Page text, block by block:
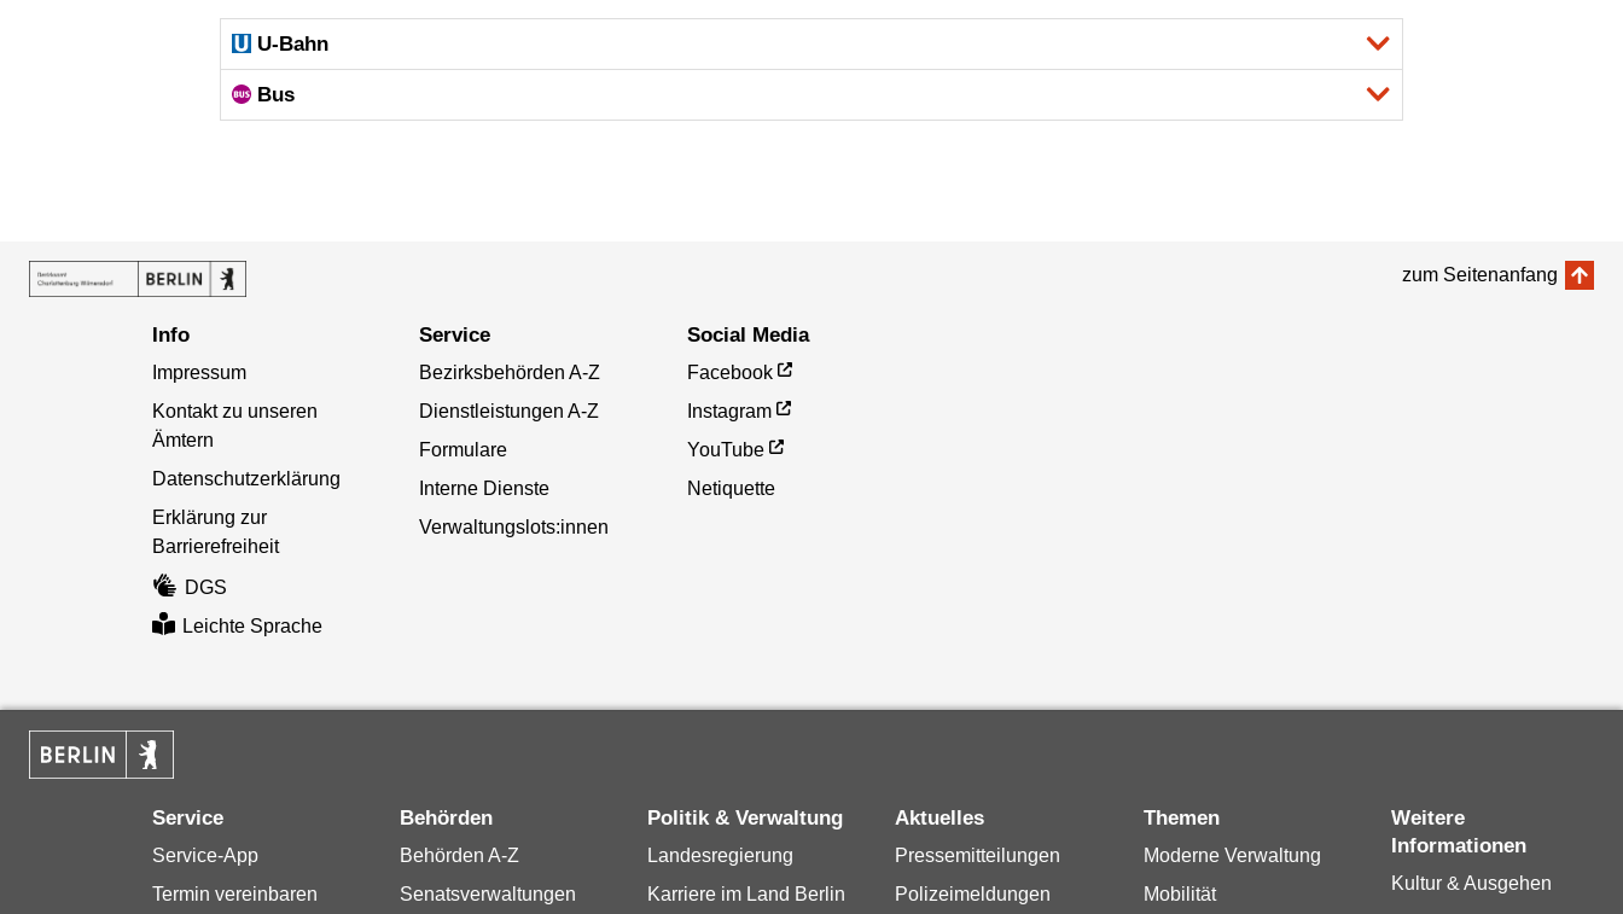
U-Bahn
Bus
zum Seitenanfang
Info
Impressum
Kontakt zu unseren
Ämtern
Datenschutzerklärung
Erklärung zur
Barrierefreiheit
DGS
Leichte Sprache
Service
Bezirksbehörden A-Z
Dienstleistungen A-Z
Formulare
Interne Dienste
Verwaltungslots:innen
Social Media
Facebook
Instagram
YouTube
Netiquette
Service
Service-App
Termin vereinbaren
Behörden
Behörden A-Z
Senatsverwaltungen
Politik & Verwaltung
Landesregierung
Karriere im Land Berlin
Aktuelles
Pressemitteilungen
Polizeimeldungen
Themen
Moderne Verwaltung
Mobilität
Weitere
Informationen
Kultur & Ausgehen